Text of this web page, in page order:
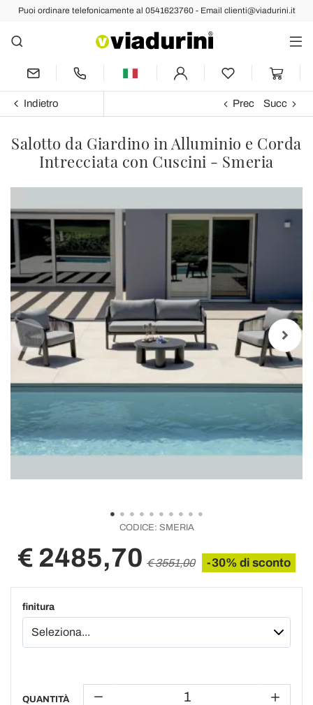
Puoi ordinare telefonicamente al 0541623760 - Email clienti@viadurini.it
Indietro Prec Succ
Salotto da Giardino in Alluminio e Corda
Intrecciata con Cuscini - Smeria
CODICE: SMERIA
€ 2485,70 € 3551,00 -30% di sconto
finitura
QUANTITÀ